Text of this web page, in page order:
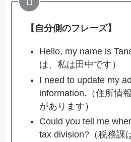
【自分側のフレーズ】
Hello, my name is
は、私は田中です）
I need to update my
information.（住所情
があります）
Could you tell me
tax division?（税務課